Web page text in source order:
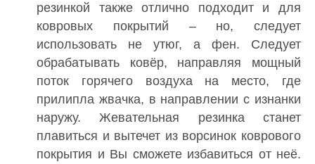
резинкой также отлично подходит и для
ковровых покрытий – но, следует
использовать не утюг, а фен. Следует
обрабатывать ковёр, направляя мощный
поток горячего воздуха на место, где
прилипла жвачка, в направлении с изнанки
наружу. Жевательная резинка станет
плавиться и вытечет из ворсинок коврового
покрытия и Вы сможете избавиться от неё.